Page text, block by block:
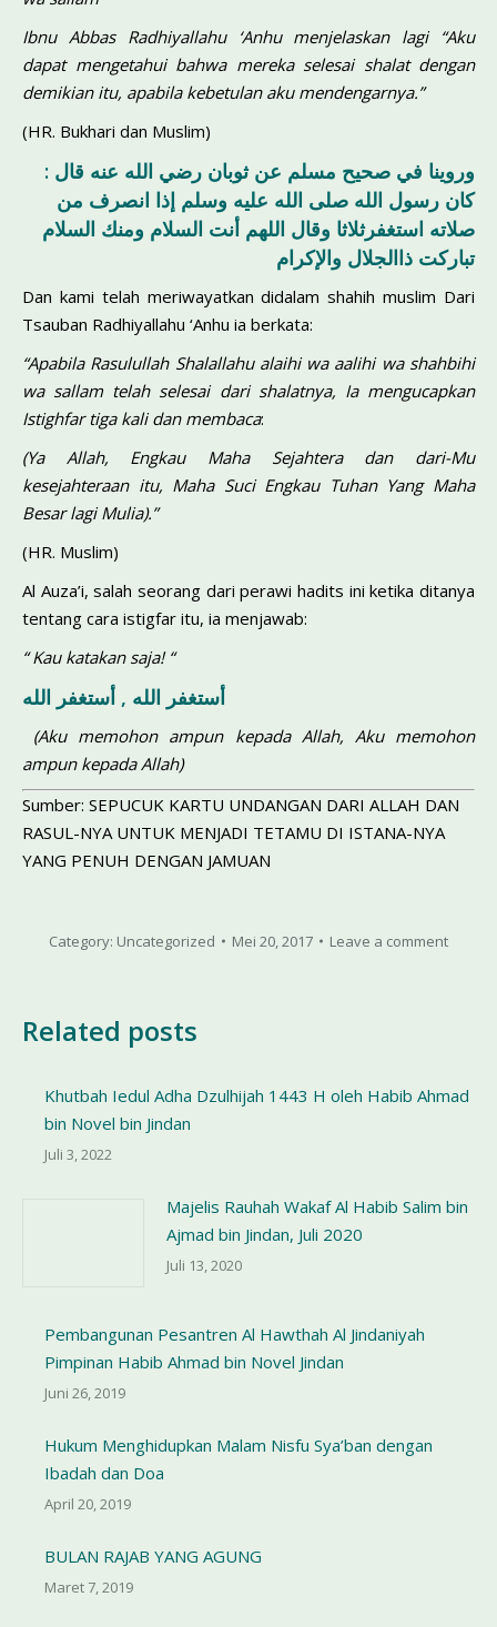
Ibnu Abbas Radhiyallahu ‘Anhu menjelaskan lagi “Aku
dapat mengetahui bahwa mereka selesai shalat dengan
demikian itu, apabila kebetulan aku mendengarnya.”
(HR. Bukhari dan Muslim)
وروينا في صحيح مسلم عن ثوبان رضي الله عنه قال :
كان رسول الله صلى الله عليه وسلم إذا انصرف من
صلاته استغفرثلاثا وقال اللهم أنت السلام ومنك السلام
تباركت ذاالجلال والإكرام
Dan kami telah meriwayatkan didalam shahih muslim Dari
Tsauban Radhiyallahu ‘Anhu ia berkata:
“Apabila Rasulullah Shalallahu alaihi wa aalihi wa shahbihi
wa sallamtelah selesai dari shalatnya, Ia mengucapkan
Istighfar tiga kali dan membaca:
(Ya Allah, Engkau Maha Sejahtera dan dari-Mu
kesejahteraan itu, Maha Suci Engkau Tuhan Yang Maha
Besar lagi Mulia).”
(HR. Muslim)
Al Auza’i, salah seorang dari perawi hadits ini ketika ditanya
tentang cara istigfar itu, ia menjawab:
“ Kau katakan saja! “
أستغفر الله , أستغفر الله
(Aku memohon ampun kepada Allah, Aku memohon
ampun kepada Allah)
Sumber: SEPUCUK KARTU UNDANGAN DARI ALLAH DAN
RASUL-NYA UNTUK MENJADI TETAMU DI ISTANA-NYA
YANG PENUH DENGAN JAMUAN
Category: Uncategorized Mei 20, 2017 Leave a comment
Related posts
Khutbah Iedul Adha Dzulhijah 1443 H oleh Habib Ahmad
bin Novel bin Jindan
Juli 3, 2022
Majelis Rauhah Wakaf Al Habib Salim bin
Ajmad bin Jindan, Juli 2020
Juli 13, 2020
Pembangunan Pesantren Al Hawthah Al Jindaniyah
Pimpinan Habib Ahmad bin Novel Jindan
Juni 26, 2019
Hukum Menghidupkan Malam Nisfu Sya’ban dengan
Ibadah dan Doa
April 20, 2019
BULAN RAJAB YANG AGUNG
Maret 7, 2019